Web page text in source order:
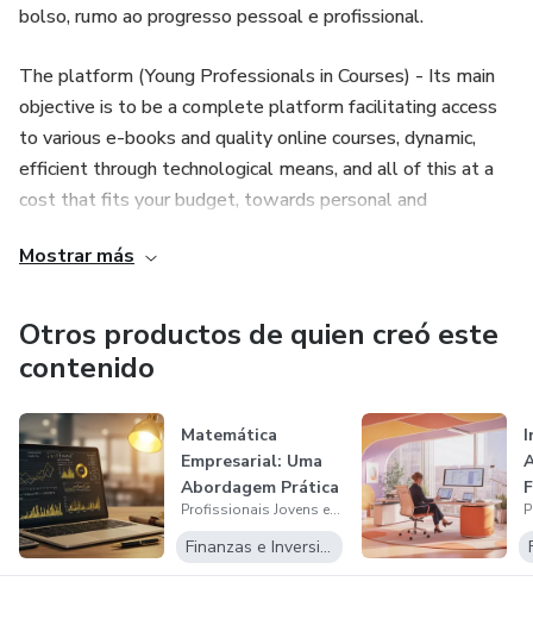
bolso, rumo ao progresso pessoal e profissional.
The platform (Young Professionals in Courses) - Its main
objective is to be a complete platform facilitating access
to various e-books and quality online courses, dynamic,
efficient through technological means, and all of this at a
cost that fits your budget, towards personal and
objetivo principal es ser una plataforma completa que
facilite el acceso a diversos libros electrónicos y cursos en
línea de calidad, dinámica, eficiente a través de medios
tecnológicos, y todo esto a un costo que se ajuste a su
presupuesto, hacia el progreso personal y profesional.
Confira nosso site - (
https://sites.google.com/view/pjccursosonline/
authuser=0 )
Mostrar más
Otros productos de quien creó este
contenido
Matemática
Empresarial: Uma
Abordagem Prática
Profissionais Jovens em Cursos
Finanzas e Inversiones